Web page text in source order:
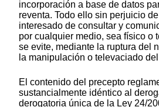
incorporación a base de datos
reventa. Todo ello sin perjuicio
interesado de consultar y
por cualquier medio, sea físico o
se evite, mediante la ruptura del
la manipulación o televaciado
El contenido del precepto
sustancialmente idéntico al
derogatoria única de la Ley 24/